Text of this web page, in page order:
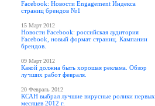
Facebook: Новости Engagement Индекса
страниц брендов №1
15 Март 2012
Новости Facebook: российская аудитория
Facebook, новый формат страниц. Кампании
брендов.
09 Март 2012
Какой должна быть хорошая реклама. Обзор
лучших работ февраля.
20 Февраль 2012
КСАН выбрал лучшие вирусные ролики первых
месяцев 2012 г.